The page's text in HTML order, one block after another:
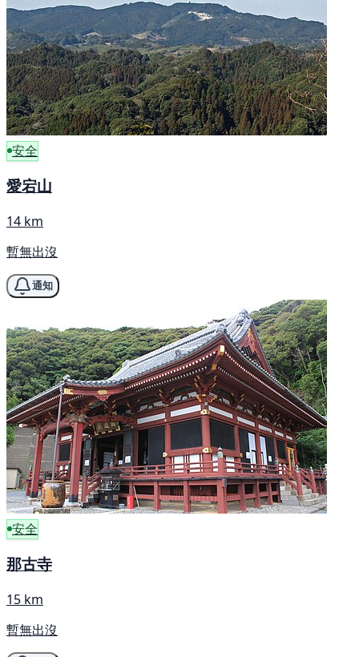
安全
愛宕山
14 km
暫無出沒
通知
安全
那古寺
15 km
暫無出沒